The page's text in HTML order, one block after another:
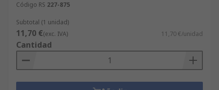
Código RS 227-875
Subtotal (1 unidad)
11,70 €(exc. IVA) 11,70 €/unidad
Cantidad